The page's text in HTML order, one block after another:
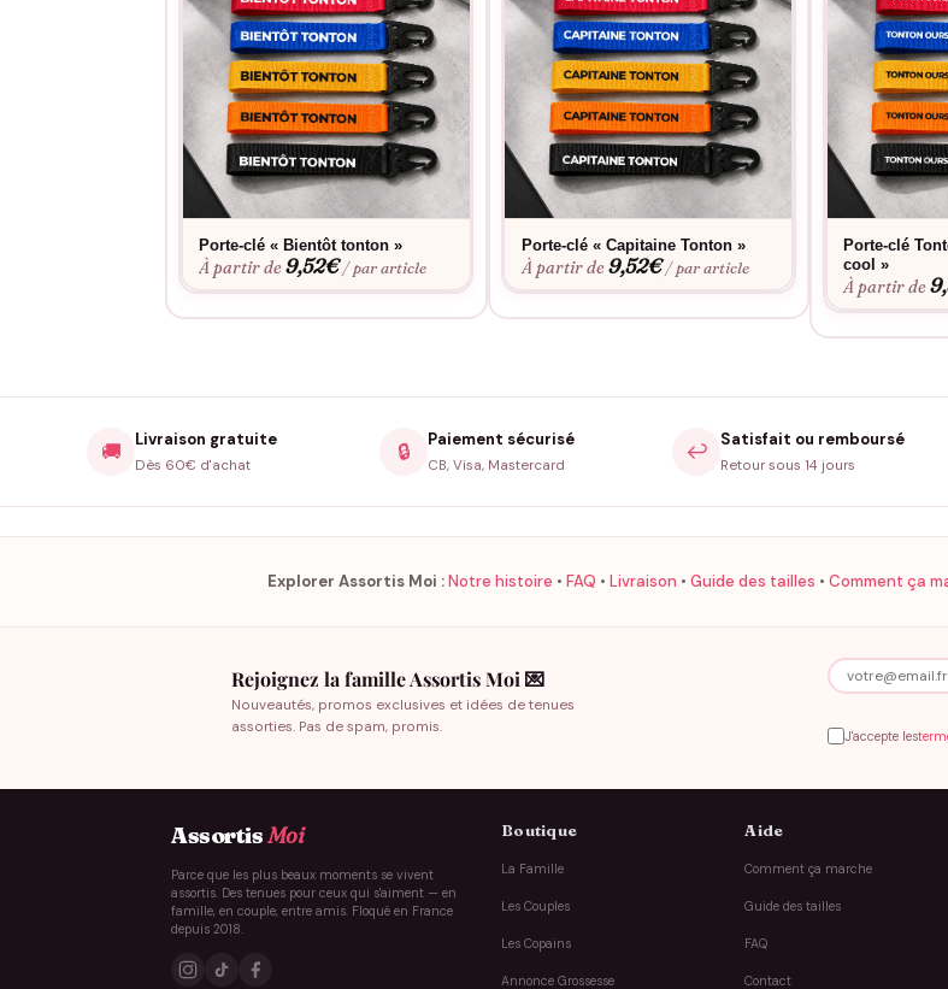
Porte-clé « Bientôt tonton »
À partir de9,52€ / par article
Porte-clé « Capitaine Tonton »
À partir de9,52€ / par article
Porte-clé
cool »
À partir de
🚚 Livraison gratuite
Dès 60€ d'achat
🔒 Paiement sécurisé
CB, Visa, Mastercard
↩️ Satisfait ou remboursé
Retour sous 14 jours
Explorer Assortis Moi :Notre histoire • FAQ • Livraison • Guide des tailles • Comment ça
Rejoignez la famille Assortis Moi 💌
Nouveautés, promos exclusives et idées de tenues
assorties. Pas de spam, promis.
J'accepte les
AssortisMoi
Parce que les plus beaux moments se vivent
assortis. Des tenues pour ceux qui s'aiment — en
famille, en couple, entre amis. Floqué en France
depuis 2018.
Boutique
La Famille
Les Couples
Les Copains
Annonce Grossesse
Aide
Comment ça marche
Guide des tailles
FAQ
Contact